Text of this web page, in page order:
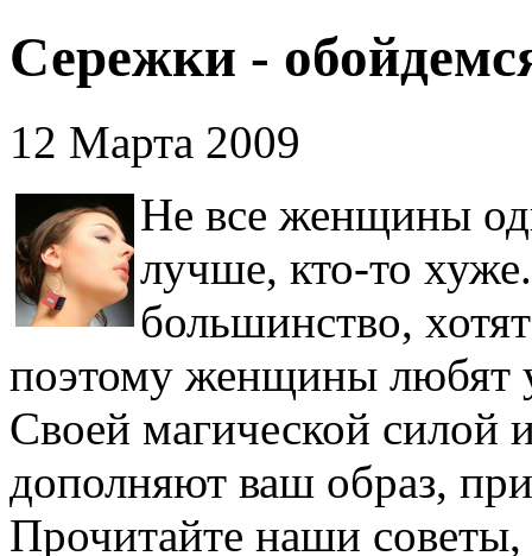
Сережки -
12 Марта 2009
Не все женщины
лучше, кто-то
большинство,
поэтому женщины любят
Своей магической силой
дополняют ваш образ,
Прочитайте наши советы,